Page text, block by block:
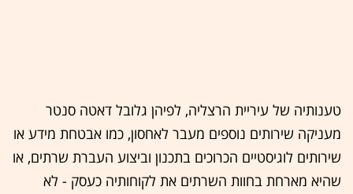
טענותיה של עיריית הרצליה, לפיהן גלובל דאטה סנטר
מעניקה שירותים נוספים מעבר לאחסון, כמו אבטחת מידע או
שירותים לוגיסטיים הכרוכים בתכנון וביצוע העברת שרתים, או
שהיא מארחת בחוות השרתים את לקוחותיה כעסק - לא